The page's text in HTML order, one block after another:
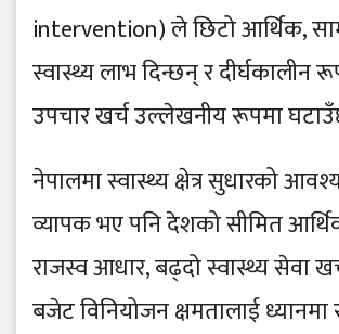
intervention) ले छिटो आर्थिक,
स्वास्थ्य लाभ दिन्छन् र दीर्घकालीन
उपचार खर्च उल्लेखनीय रूपमा
नेपालमा स्वास्थ्य क्षेत्र सुधारको
व्यापक भए पनि देशको सीमित
राजस्व आधार, बढ्दो स्वास्थ्य सेवा
बजेट विनियोजन क्षमतालाई